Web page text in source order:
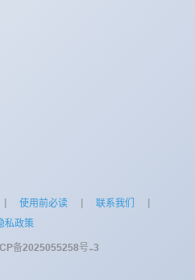
| 使用前必读 | 联系我们
|
私政策
备2025055258号-3